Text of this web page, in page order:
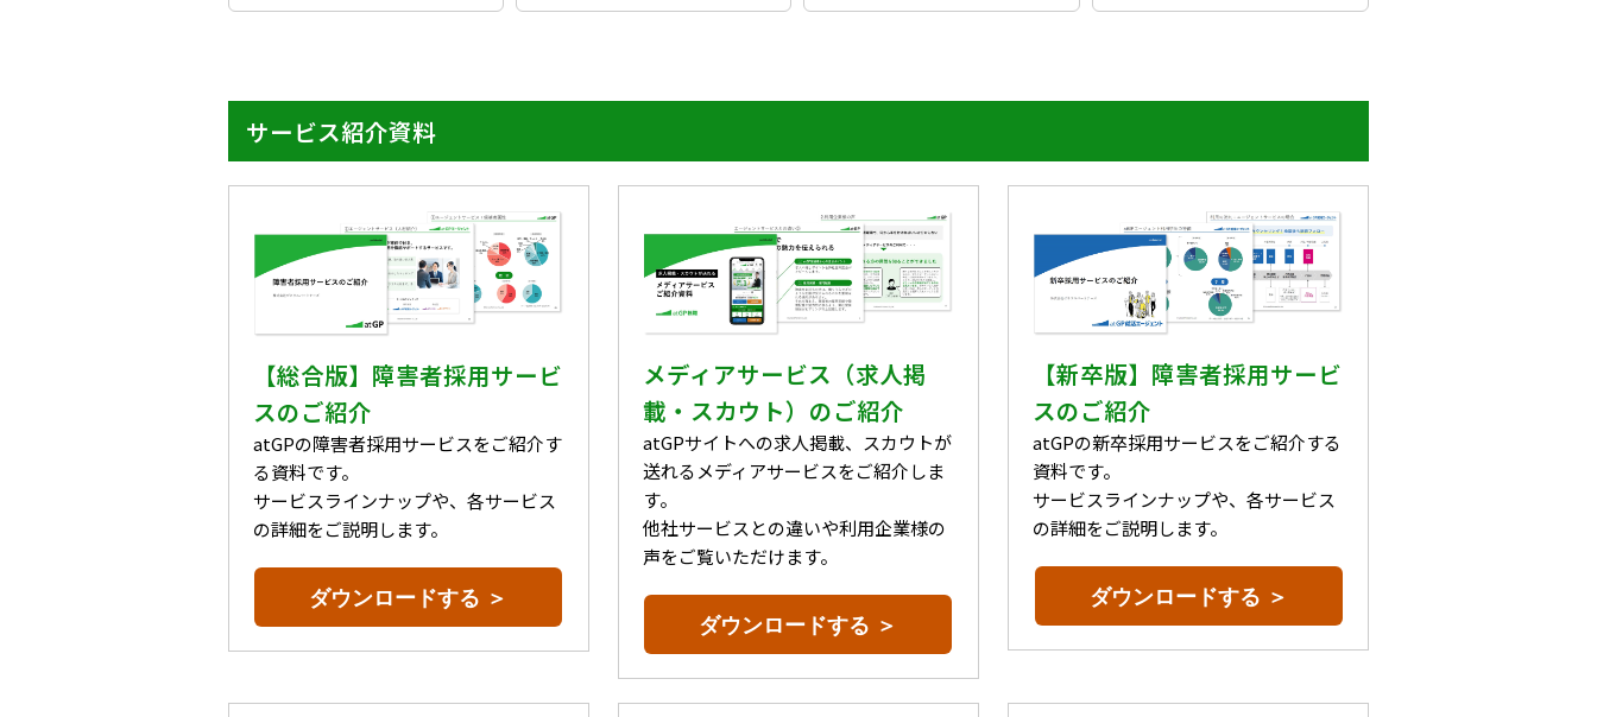
サービス紹介資料
【総合版】障害者採用サービ
スのご紹介
atGPの障害者採用サービスをご紹介す
る資料です。
サービスラインナップや、各サービス
の詳細をご説明します。
ダウンロードする ＞
メディアサービス（求人掲
載・スカウト）のご紹介
atGPサイトへの求人掲載、スカウトが
送れるメディアサービスをご紹介しま
す。
他社サービスとの違いや利用企業様の
声をご覧いただけます。
ダウンロードする ＞
【新卒版】障害者採用サービ
スのご紹介
atGPの新卒採用サービスをご紹介する
資料です。
サービスラインナップや、各サービス
の詳細をご説明します。
ダウンロードする ＞